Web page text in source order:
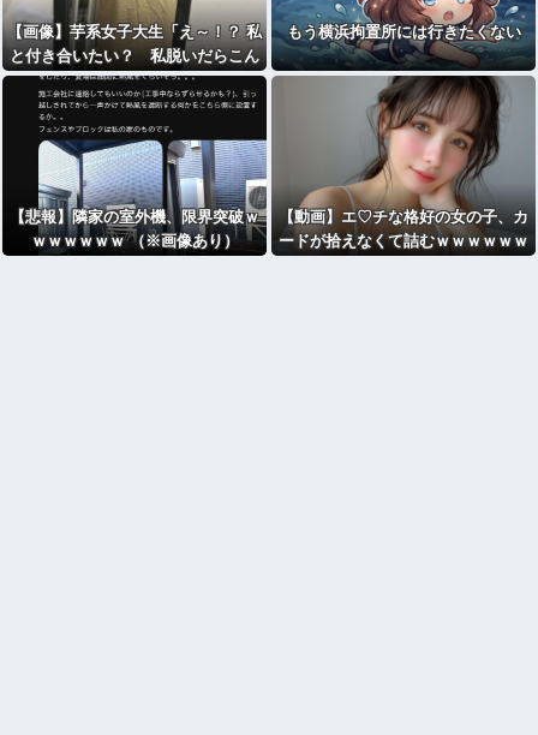
【画像】芋系女子大生「え～！？ 私
と付き合いたい？ 私脱いだらこん
なんだけどいいの…？
」
もう横浜拘置所には行きたくない
【悲報】隣家の室外機、限界突破ｗ
ｗｗｗｗｗｗ （※画像あり）
【動画】エ♡チな格好の女の子、カ
ードが拾えなくて詰むｗｗｗｗｗｗ